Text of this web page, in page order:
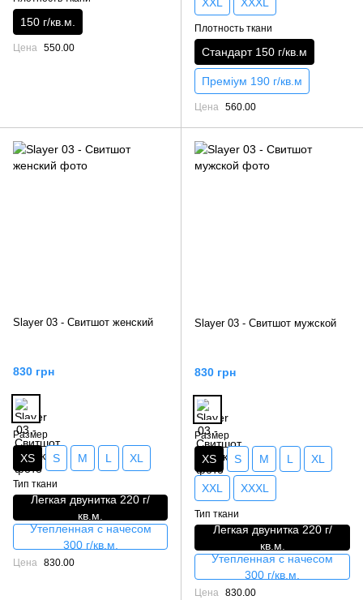
150 г/кв.м.
Цена 550.00
Плотность ткани
Стандарт 150 г/кв.м
Преміум 190 г/кв.м
Цена 560.00
Slayer 03 - Свитшот женский
830 грн
Размер
XS S M L XL
Тип ткани
Легкая двунитка 220 г/
кв.м.
Утепленная с начесом
300 г/кв.м.
Цена 830.00
Slayer 03 - Свитшот мужской
830 грн
Размер
XS S M L XL
XXL XXXL
Тип ткани
Легкая двунитка 220 г/
кв.м.
Утепленная с начесом
300 г/кв.м.
Цена 830.00